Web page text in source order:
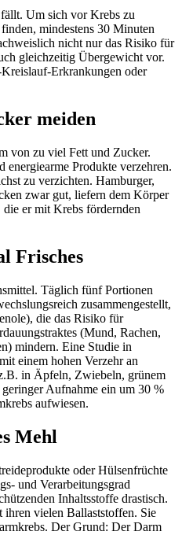
Um sich vor Krebs zu
mindestens 30 Minuten
nicht nur das Risiko für
gleichzeitig Übergewicht vor.
Erkrankungen oder
meiden
von zu viel Fett und Zucker.
energiearme Produkte verzehren.
zu verzichten. Hamburger,
zwar gut, liefern dem Körper
er mit Krebs fördernden
Frisches
Täglich fünf Portionen
zusammengestellt,
die das Risiko für
(Mund, Rachen,
mindern. Eine Studie in
einem hohen Verzehr an
in Äpfeln, Zwiebeln, grünem
Aufnahme ein um 30 %
aufwiesen.
Mehl
oder Hülsenfrüchte
und Verarbeitungsgrad
Inhaltsstoffe drastisch.
vielen Ballaststoffen. Sie
Der Grund: Der Darm